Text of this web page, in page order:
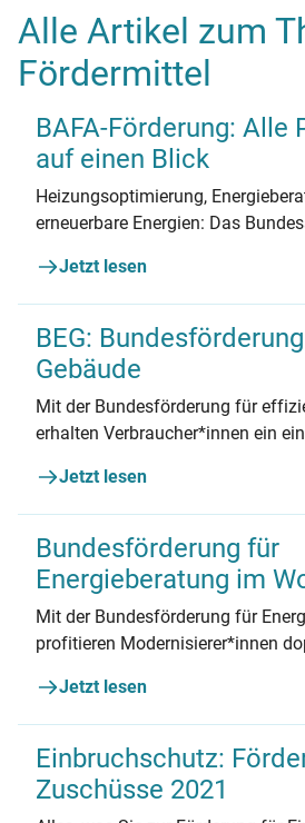
Alle Artikel zum
Fördermittel
BAFA-Förderung: Alle
auf einen Blick
Heizungsoptimierung,
erneuerbare Energien: Das
Fördermittel bereit. Hier finden Sie
über die BAFA-Förderung.
Jetzt lesen
BEG:
Gebäude
Mit der Bundesförderung für
erhalten Verbraucher*innen ein
am Haus. Wie hoch die
sie erhält, lesen Sie hier.
Jetzt lesen
Bundesförderung für
Energieberatung im
Mit der Bundesförderung für
profitieren Modernisierer*innen
erzielen die besten Ergebnisse für
funktioniert die Förderung.
Jetzt lesen
Einbruchschutz:
Zuschüsse 2021